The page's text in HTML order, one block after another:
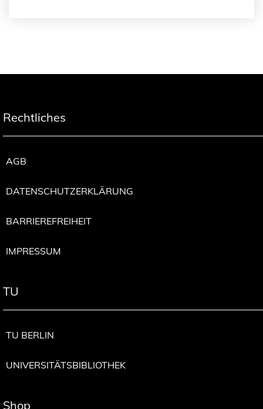
Rechtliches
AGB
DATENSCHUTZERKLÄRUNG
BARRIEREFREIHEIT
IMPRESSUM
TU
TU BERLIN
UNIVERSITÄTSBIBLIOTHEK
Shop